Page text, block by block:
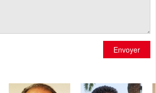
Envoyer